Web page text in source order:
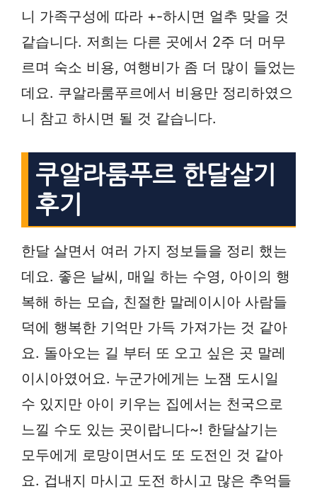
니 가족구성에 따라 +-하시면 얼추 맞을 것
같습니다. 저희는 다른 곳에서 2주 더 머무
르며 숙소 비용, 여행비가 좀 더 많이 들었는
데요. 쿠알라룸푸르에서 비용만 정리하였으
니 참고 하시면 될 것 같습니다.
쿠알라룸푸르 한달살기
후기
한달 살면서 여러 가지 정보들을 정리 했는
데요. 좋은 날씨, 매일 하는 수영, 아이의 행
복해 하는 모습, 친절한 말레이시아 사람들
덕에 행복한 기억만 가득 가져가는 것 같아
요. 돌아오는 길 부터 또 오고 싶은 곳 말레
이시아였어요. 누군가에게는 노잼 도시일
수 있지만 아이 키우는 집에서는 천국으로
느낄 수도 있는 곳이랍니다~! 한달살기는
모두에게 로망이면서도 또 도전인 것 같아
요. 겁내지 마시고 도전 하시고 많은 추억들